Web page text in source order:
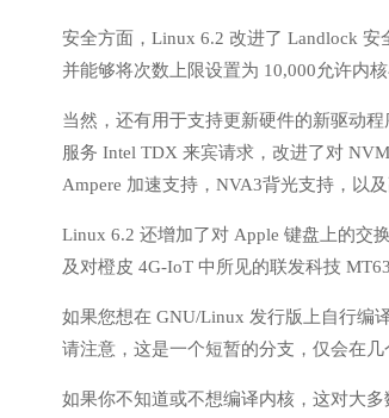
安全方面，Linux 6.2 改进了 Landlock 安
并能够将次数上限设置为 10,000允许内
当然，还有用于支持更新硬件的新驱动
服务 Intel TDX 来宾请求，改进了对
Ampere 加速支持，NVA3背光支持，以及
Linux 6.2 还增加了对 Apple 键盘上的交
及对橙皮 4G-IoT 中所见的联发科技
如果您想在 GNU/Linux 发行版上自行编
请注意，这是一个短暂的分支，仅会在几
如果你不知道或不想编译内核，这对大